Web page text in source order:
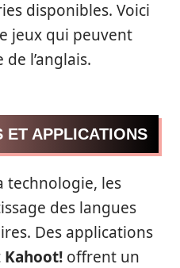
disponibles. Voici
jeux qui peuvent
l’anglais.
ET APPLICATIONS
technologie, les
des langues
Des applications
Kahoot! offrent un